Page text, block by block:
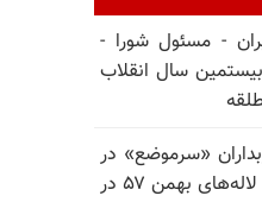
- مسئول شورا -
و بیستمین سال انقلاب
«سرموضع» در
سالگرد قتل‌عام ۳۰ هزار لاله‌های بهمن ۵۷ در